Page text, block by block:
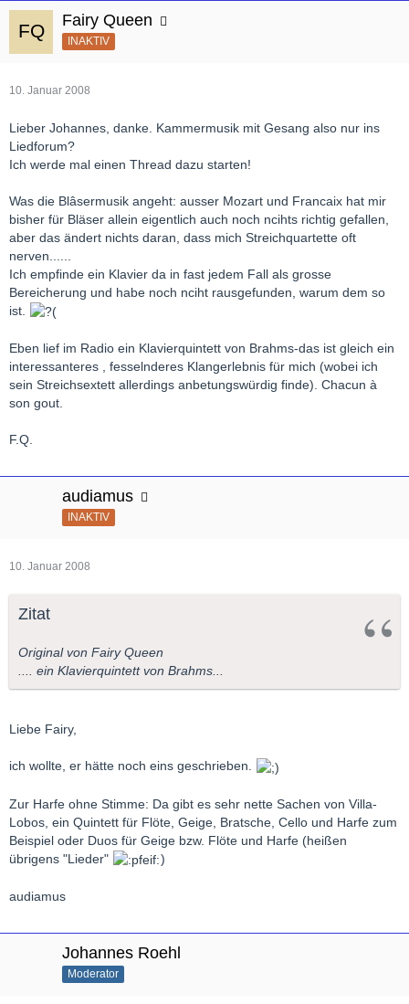
Fairy Queen
INAKTIV
10. Januar 2008
Lieber Johannes, danke. Kammermusik mit Gesang also nur ins
Liedforum?
Ich werde mal einen Thread dazu starten!
Was die Blâsermusik angeht: ausser Mozart und Francaix hat mir
bisher für Bläser allein eigentlich auch noch ncihts richtig gefallen,
aber das ändert nichts daran, dass mich Streichquartette oft
nerven......
Ich empfinde ein Klavier da in fast jedem Fall als grosse
Bereicherung und habe noch nciht rausgefunden, warum dem so
ist.
Eben lief im Radio ein Klavierquintett von Brahms-das ist gleich ein
interessanteres , fesselnderes Klangerlebnis für mich (wobei ich
sein Streichsextett allerdings anbetungswürdig finde). Chacun à
son gout.
F.Q.
audiamus
INAKTIV
10. Januar 2008
Zitat
Original von Fairy Queen
.... ein Klavierquintett von Brahms...
Liebe Fairy,
ich wollte, er hätte noch eins geschrieben.
Zur Harfe ohne Stimme: Da gibt es sehr nette Sachen von Villa-
Lobos, ein Quintett für Flöte, Geige, Bratsche, Cello und Harfe zum
Beispiel oder Duos für Geige bzw. Flöte und Harfe (heißen
übrigens "Lieder"
)
audiamus
Johannes Roehl
Moderator